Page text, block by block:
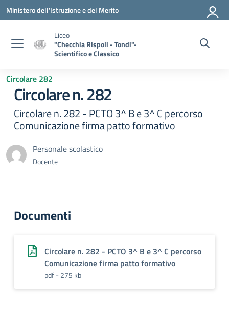
Vai ai contenuti
Vai al menu di navigazione
Vai al footer
Ministero dell'Istruzione e del Merito
Liceo
"Checchia Rispoli - Tondi"-
Scientifico e Classico
Circolare 282
Circolare n. 282
Circolare n. 282 - PCTO 3^ B e 3^ C percorso
Comunicazione firma patto formativo
Personale scolastico
Docente
Documenti
Circolare n. 282 - PCTO 3^ B e 3^ C percorso
Comunicazione firma patto formativo
pdf - 275 kb